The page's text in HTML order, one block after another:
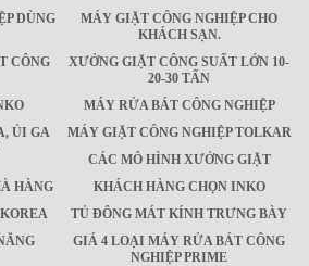
DÙNG
MÁY GIẶT CÔNG NGHIỆP CHO
KHÁCH SẠN.
CÔNG
XƯỞNG GIẶT CÔNG SUẤT LỚN 10-
20-30 TẤN
MÁY RỬA BÁT CÔNG NGHIỆP
ỦI GA
MÁY GIẶT CÔNG NGHIỆP TOLKAR
CÁC MÔ HÌNH XƯỞNG GIẶT
HÀNG
KHÁCH HÀNG CHỌN INKO
TỦ ĐÔNG MÁT KÍNH TRƯNG BÀY
GIÁ 4 LOẠI MÁY RỬA BÁT CÔNG
NGHIỆP PRIME